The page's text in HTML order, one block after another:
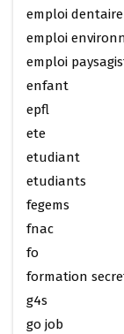
emploi dentaire
emploi
emploi
enfant
epfl
ete
etudiant
etudiants
fegems
fnac
fo
formation
g4s
go job